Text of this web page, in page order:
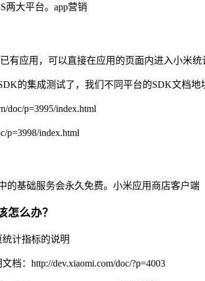
两大平台。app营销
已有应用，可以直接在应用的页面内进入小米
的集成测试了，我们不同平台的SDK文档地
doc/p=3995/index.html
p=3998/index.html
的基础服务会永久免费。小米应用商店客户端
怎么办？
计指标的说明
档：http://dev.xiaomi.com/doc/?p=4003